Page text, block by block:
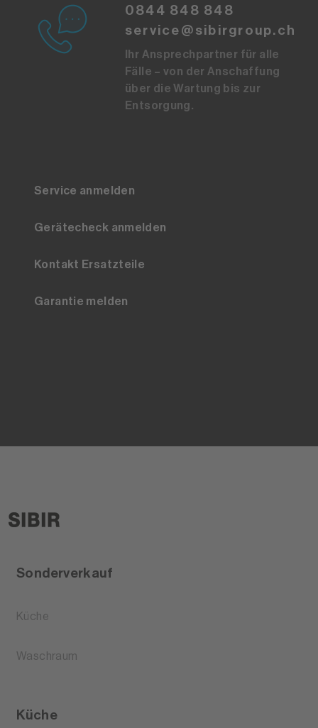
0844 848 848
service@sibirgroup.ch
Ihr Ansprechpartner für alle
Fälle – von der Anschaffung
über die Wartung bis zur
Entsorgung.
Service anmelden
Gerätecheck anmelden
Kontakt Ersatzteile
Garantie melden
Sonderverkauf
Küche
Waschraum
Küche